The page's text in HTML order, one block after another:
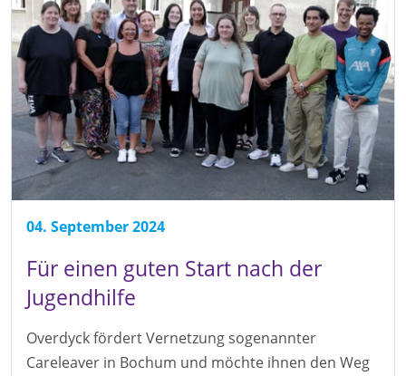
04. September 2024
Für einen guten Start nach der
Jugendhilfe
Overdyck fördert Vernetzung sogenannter
Careleaver in Bochum und möchte ihnen den Weg